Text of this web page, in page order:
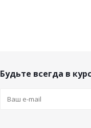
Будьте всегда в